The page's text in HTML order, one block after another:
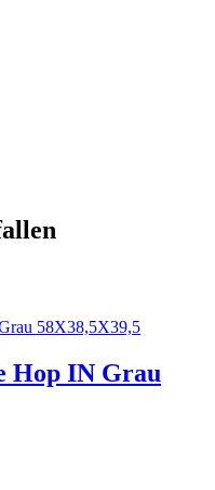
Hop IN Grau